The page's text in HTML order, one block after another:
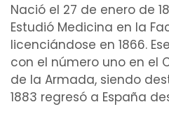
Nació el 27 de enero de
Estudió Medicina en la
licenciándose en 1866.
con el número uno en el
de la Armada, siendo
1883 regresó a España